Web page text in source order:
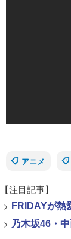
アニメ
【注目記事】
> FRIDAYが熱
> 乃木坂46・